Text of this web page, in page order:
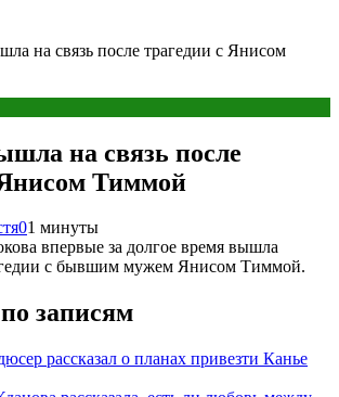
на связь после трагедии с Янисом
на связь после
Тиммой
01 минуты
впервые за долгое время вышла
с бывшим мужем Янисом Тиммой.
записям
рассказал о планах привезти Канье